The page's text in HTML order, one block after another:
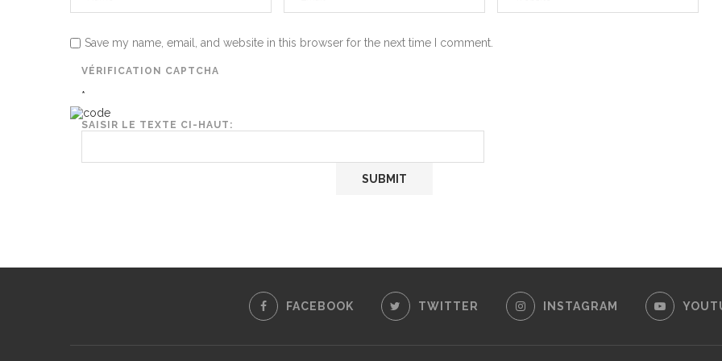
Save my name, email, and website in this browser for the next time I comment.
VÉRIFICATION CAPTCHA
*
SAISIR LE TEXTE CI-HAUT:
FACEBOOK TWITTER INSTAGRAM